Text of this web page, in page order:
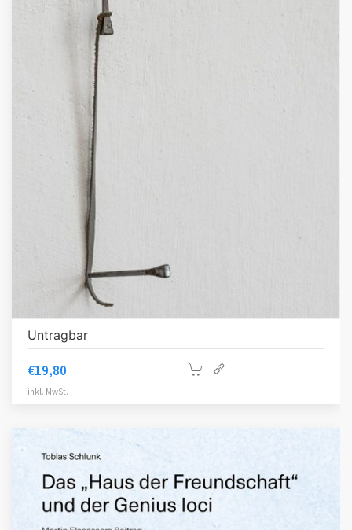
Untragbar
€19,80
inkl. MwSt.